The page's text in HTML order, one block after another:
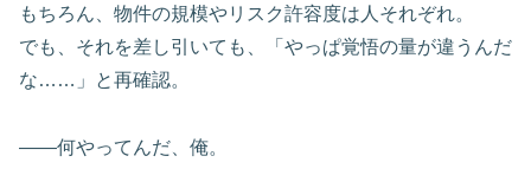
もちろん、物件の規模やリスク許容度は人それぞれ。
でも、それを差し引いても、「やっぱ覚悟の量が違うんだ
な……」と再確認。
——何やってんだ、俺。